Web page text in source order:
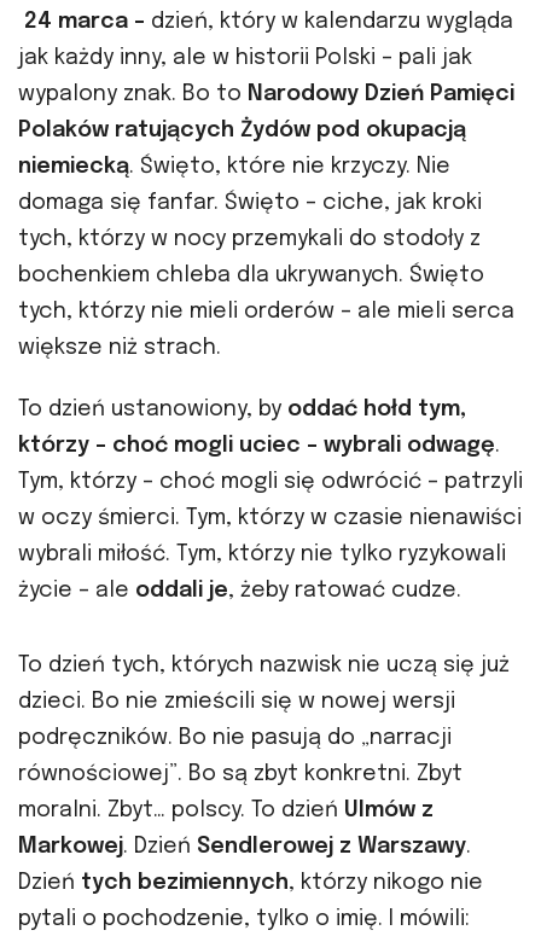
24 marca – dzień, który w kalendarzu wygląda
jak każdy inny, ale w historii Polski – pali jak
wypalony znak. Bo to Narodowy Dzień Pamięci
Polaków ratujących Żydów pod okupacją
niemiecką. Święto, które nie krzyczy. Nie
domaga się fanfar. Święto – ciche, jak kroki
tych, którzy w nocy przemykali do stodoły z
bochenkiem chleba dla ukrywanych. Święto
tych, którzy nie mieli orderów – ale mieli serca
większe niż strach.
To dzień ustanowiony, by oddać hołd tym,
którzy – choć mogli uciec – wybrali odwagę.
Tym, którzy – choć mogli się odwrócić – patrzyli
w oczy śmierci. Tym, którzy w czasie nienawiści
wybrali miłość. Tym, którzy nie tylko ryzykowali
życie – ale oddali je, żeby ratować cudze.
To dzień tych, których nazwisk nie uczą się już
dzieci. Bo nie zmieścili się w nowej wersji
podręczników. Bo nie pasują do „narracji
równościowej”. Bo są zbyt konkretni. Zbyt
moralni. Zbyt… polscy. To dzień Ulmów z
Markowej. Dzień Sendlerowej z Warszawy.
Dzień tych bezimiennych, którzy nikogo nie
pytali o pochodzenie, tylko o imię. I mówili: